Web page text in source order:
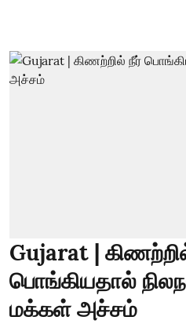
Gujarat |
பொங்கியதால்
மக்கள் அச்சம்